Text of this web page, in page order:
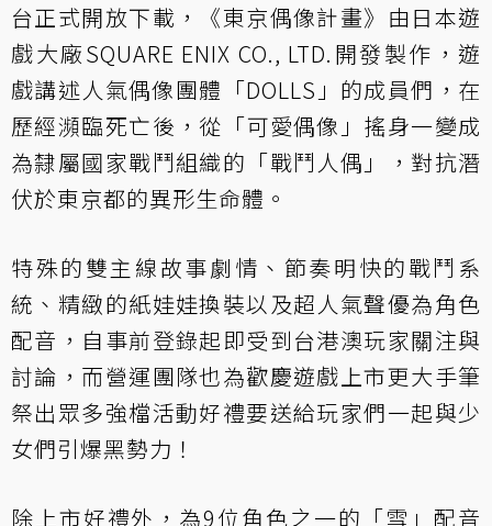
台正式開放下載，《東京偶像計畫》由日本遊
戲大廠SQUARE ENIX CO., LTD.開發製作，遊
戲講述人氣偶像團體「DOLLS」的成員們，在
歷經瀕臨死亡後，從「可愛偶像」搖身一變成
為隸屬國家戰鬥組織的「戰鬥人偶」，對抗潛
伏於東京都的異形生命體。
特殊的雙主線故事劇情、節奏明快的戰鬥系
統、精緻的紙娃娃換裝以及超人氣聲優為角色
配音，自事前登錄起即受到台港澳玩家關注與
討論，而營運團隊也為歡慶遊戲上市更大手筆
祭出眾多強檔活動好禮要送給玩家們一起與少
女們引爆黑勢力！
除上市好禮外，為9位角色之一的「雪」配音